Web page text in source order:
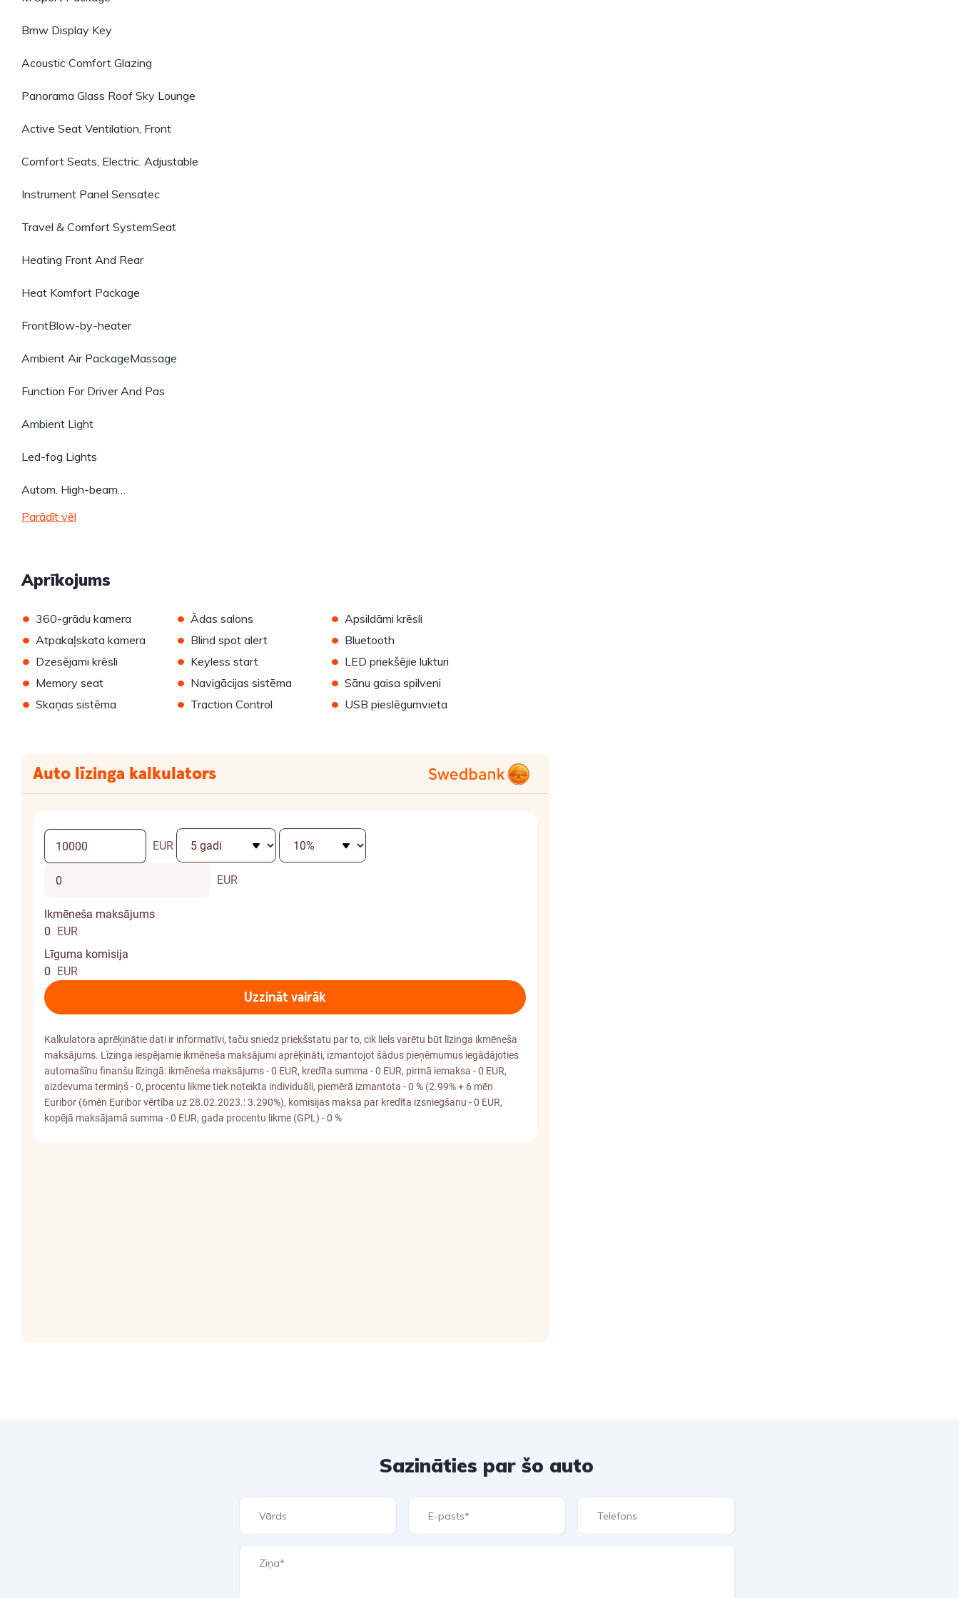
Bmw Display Key
Acoustic Comfort Glazing
Panorama Glass Roof Sky Lounge
Active Seat Ventilation, Front
Comfort Seats, Electric. Adjustable
Instrument Panel Sensatec
Travel & Comfort SystemSeat
Heating Front And Rear
Heat Komfort Package
FrontBlow-by-heater
Ambient Air PackageMassage
Function For Driver And Pas
Ambient Light
Led-fog Lights
Autom. High-beam…
Parādīt vēl
Aprīkojums
• 360-grādu kamera • Ādas salons • Apsildāmi krēsli
• Atpakaļskata kamera • Blind spot alert • Bluetooth
• Dzesējami krēsli • Keyless start • LED priekšējie lukturi
• Memory seat • Navigācijas sistēma • Sānu gaisa spilveni
• Skaņas sistēma • Traction Control • USB pieslēgumvieta
Sazināties par šo auto